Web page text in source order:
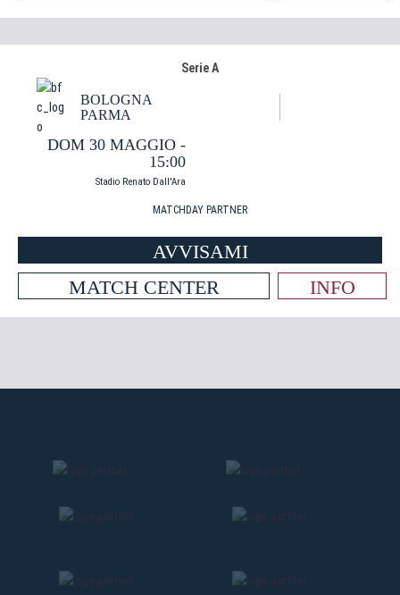
Serie A
BOLOGNA
PARMA
DOM 30 MAGGIO -
15:00
Stadio Renato Dall'Ara
MATCHDAY PARTNER
AVVISAMI
MATCH CENTER
INFO